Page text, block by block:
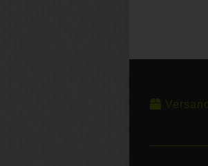
Versand